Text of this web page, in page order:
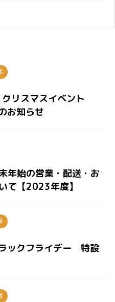
リスマスイベント
お知らせ
年始の営業・配送・お
て【2023年度】
ックフライデー 特設